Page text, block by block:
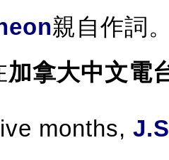
親自作詞
加拿大中文電
months,